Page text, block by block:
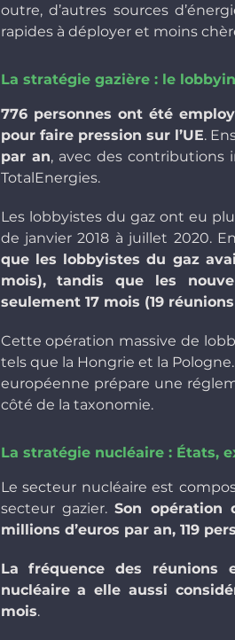
outre, d’autres sources
rapides à déployer et moins
La stratégie gazière : le
776 personnes ont été
pour faire pression sur l’UE.
par an, avec des contributions
TotalEnergies.
Les lobbyistes du gaz ont eu
de janvier 2018 à juillet 2020.
que les lobbyistes du gaz
mois), tandis que les
seulement 17 mois (19
Cette opération massive de
tels que la Hongrie et la
européenne prépare une
côté de la taxonomie.
La stratégie nucléaire : États,
Le secteur nucléaire est
secteur gazier.Son opération
millions d’euros par an, 119
La fréquence des réunions
nucléaire a elle aussi
mois.